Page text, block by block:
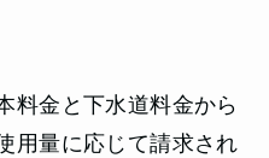
料金と下水道料金から
用量に応じて請求され